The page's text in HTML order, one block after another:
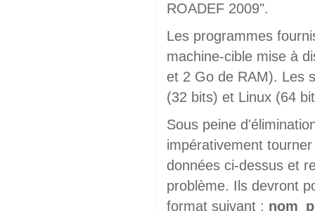
ROADEF 2009".
Les programmes
machine-cible mise à
et 2 Go de RAM). Les
(32 bits) et Linux (64
Sous peine
impérativement
données ci-dessus et
problème. Ils devront
format suivant :